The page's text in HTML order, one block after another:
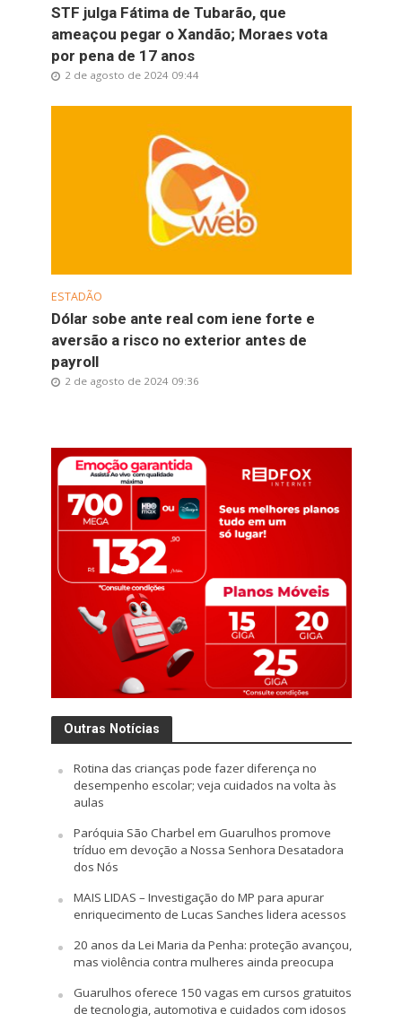
STF julga Fátima de Tubarão, que
ameaçou pegar o Xandão; Moraes vota
por pena de 17 anos
2 de agosto de 2024 09:44
ESTADÃO
Dólar sobe ante real com iene forte e
aversão a risco no exterior antes de
payroll
2 de agosto de 2024 09:36
Outras Notícias
Rotina das crianças pode fazer diferença no
desempenho escolar; veja cuidados na volta às
aulas
Paróquia São Charbel em Guarulhos promove
tríduo em devoção a Nossa Senhora Desatadora
dos Nós
MAIS LIDAS – Investigação do MP para apurar
enriquecimento de Lucas Sanches lidera acessos
20 anos da Lei Maria da Penha: proteção avançou,
mas violência contra mulheres ainda preocupa
Guarulhos oferece 150 vagas em cursos gratuitos
de tecnologia, automotiva e cuidados com idosos